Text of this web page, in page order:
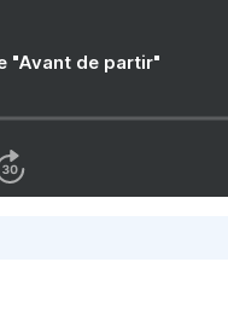
"Avant de partir"